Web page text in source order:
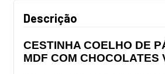
Descrição
CESTINHA COELHO DE
MDF COM CHOCOLATES